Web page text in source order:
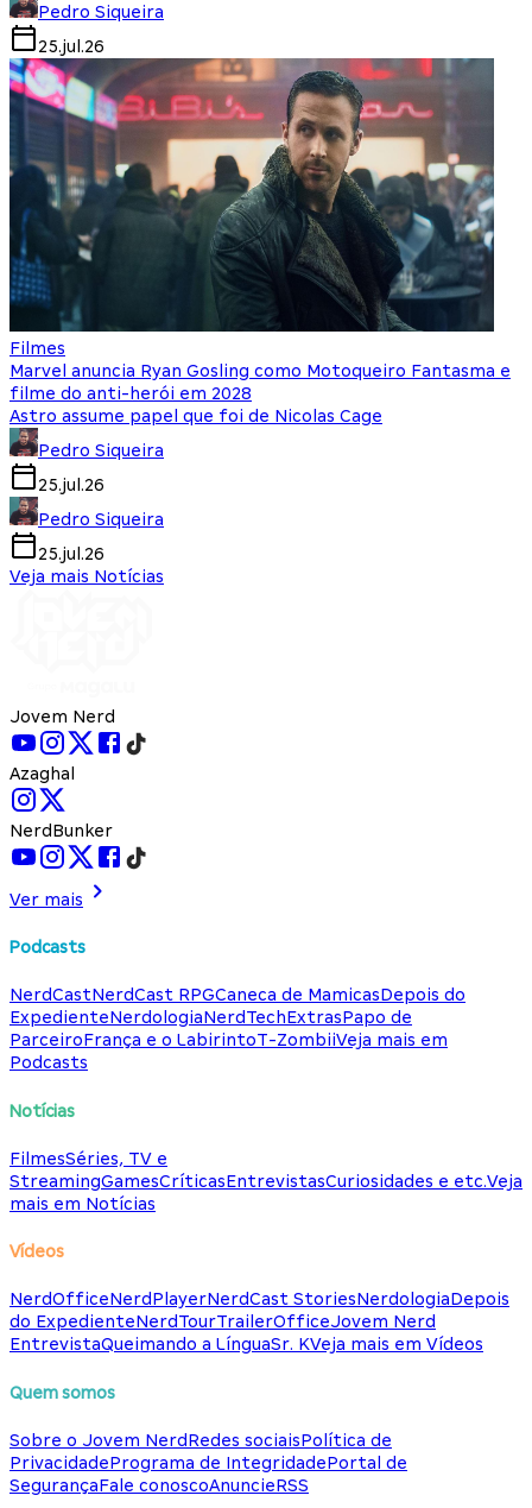
Pedro Siqueira
25.jul.26
Filmes
Marvel anuncia Ryan Gosling como Motoqueiro Fantasma e
filme do anti-herói em 2028
Astro assume papel que foi de Nicolas Cage
Pedro Siqueira
25.jul.26
Pedro Siqueira
25.jul.26
Veja mais Notícias
Jovem Nerd
Azaghal
NerdBunker
Ver mais
Podcasts
NerdCastNerdCast RPGCaneca de MamicasDepois do
ExpedienteNerdologiaNerdTechExtrasPapo de
ParceiroFrança e o LabirintoT-ZombiiVeja mais em
Podcasts
Notícias
FilmesSéries, TV e
StreamingGamesCríticasEntrevistasCuriosidades e etc.Veja
mais em Notícias
Vídeos
NerdOfficeNerdPlayerNerdCast StoriesNerdologiaDepois
do ExpedienteNerdTourTrailerOfficeJovem Nerd
EntrevistaQueimando a LínguaSr. KVeja mais em Vídeos
Quem somos
Sobre o Jovem NerdRedes sociaisPolítica de
PrivacidadePrograma de IntegridadePortal de
SegurançaFale conoscoAnuncieRSS